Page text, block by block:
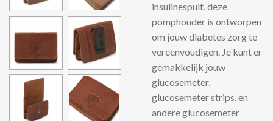
insulinespuit, deze
pomphouder is ontworpen
om jouwdiabetes zorg te
vereenvoudigen. Je kunt er
gemakkelijk jouw
glucosemeter,
glucosemeter strips, en
andereglucosemeter